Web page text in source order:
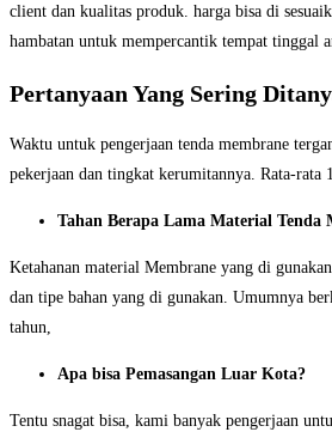
client dan kualitas produk. harga bisa di
hambatan untuk mempercantik tempat tinggal
Pertanyaan Yang Sering
Waktu untuk pengerjaan tenda membrane
pekerjaan dan tingkat kerumitannya. Rata-rata
Tahan Berapa Lama Material Tenda
Ketahanan material Membrane yang di
dan tipe bahan yang di gunakan. Umumnya
tahun,
Apa bisa Pemasangan Luar Kota?
Tentu snagat bisa, kami banyak pengerjaan